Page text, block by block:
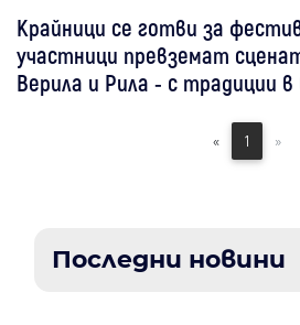
Крайници се готви за
участници превземат
Верила и Рила - с традиции
« 1 »
Последни новини